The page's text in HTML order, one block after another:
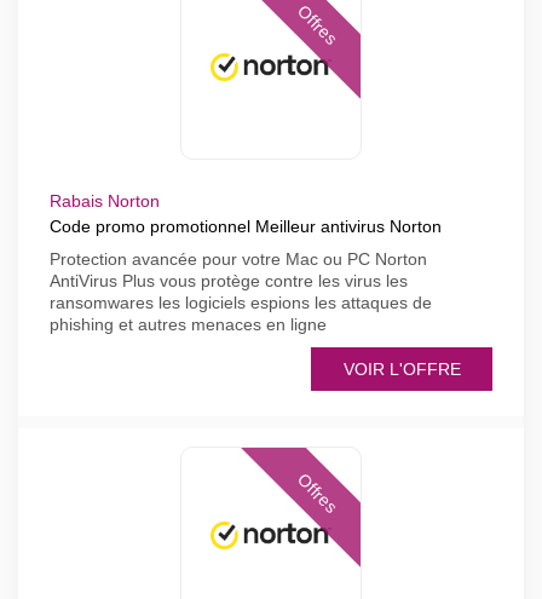
Offres
Rabais Norton
Code promo promotionnel Meilleur antivirus Norton
Protection avancée pour votre Mac ou PC Norton
AntiVirus Plus vous protège contre les virus les
ransomwares les logiciels espions les attaques de
phishing et autres menaces en ligne
VOIR L'OFFRE
Offres